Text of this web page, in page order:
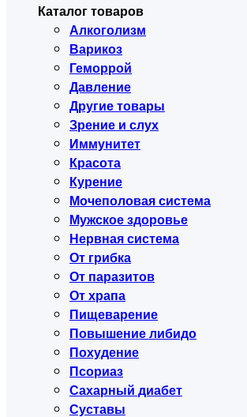
Каталог товаров
Алкоголизм
Варикоз
Геморрой
Давление
Другие товары
Зрение и слух
Иммунитет
Красота
Курение
Мочеполовая система
Мужское здоровье
Нервная система
От грибка
От паразитов
От храпа
Пищеварение
Повышение либидо
Похудение
Псориаз
Сахарный диабет
Суставы